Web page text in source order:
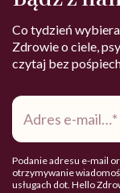
Co tydzień
Zdrowie o ciele,
czytaj bez
Adres
mail*
Podanie adresu e-mail
otrzymywanie
usługach dot. Hello